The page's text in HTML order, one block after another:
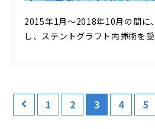
2015年1月～2018年10月の間に
し、ステントグラフト内挿術を
1 2 3 4 5